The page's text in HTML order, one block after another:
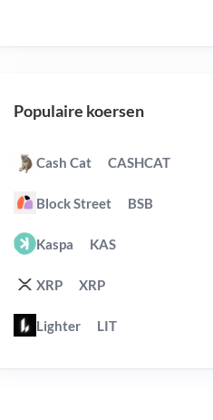
Populaire koersen
Cash Cat CASHCAT
Block Street BSB
Kaspa KAS
XRP XRP
Lighter LIT